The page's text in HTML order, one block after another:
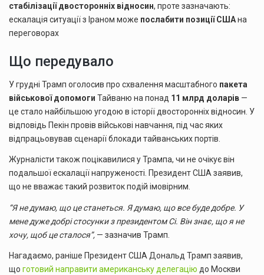
стабілізації двосторонніх відносин, проте зазначають:
ескалація ситуації з Іраном може послабити позиції СШАна
переговорах
Що передувало
У грудні Трамп оголосив про схвалення масштабного пакета
військової допомоги Тайваню на понад 11 млрд доларів —
це стало найбільшою угодою в історії двосторонніх відносин. У
відповідь Пекін провів військові навчання, під час яких
відпрацьовував сценарії блокади тайванських портів.
Журналісти також поцікавилися у Трампа, чи не очікує він
подальшої ескалації напруженості. Президент США заявив,
що не вважає такий розвиток подій імовірним.
“Я не думаю, що це станеться. Я думаю, що все буде добре. У
мене дуже добрі стосунки з президентом Сі. Він знає, що я не
хочу, щоб це сталося”, — зазначив Трамп.
Нагадаємо, раніше Президент США Дональд Трамп заявив,
що готовий направити американську делегацію до Москви